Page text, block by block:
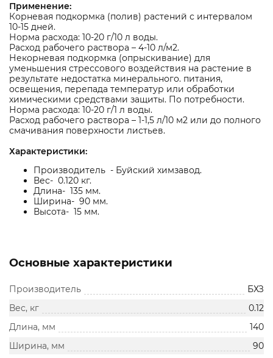
Применение:
Корневая подкормка (полив) растений с интервалом
10-15 дней.
Норма расхода: 10-20 г/10 л воды.
Расход рабочего раствора – 4-10 л/м2.
Некорневая подкормка (опрыскивание) для
уменьшения стрессового воздействия на растение в
результате недостатка минерального. питания,
освещения, перепада температур или обработки
химическими средствами защиты. По потребности.
Норма расхода: 10-20 г/1 л воды.
Расход рабочего раствора – 1-1,5 л/10 м2 или до полного
смачивания поверхности листьев.
Характеристики:
Производитель - Буйский химзавод.
Вес- 0.120 кг.
Длина- 135 мм.
Ширина- 90 мм.
Высота- 15 мм.
Основные характеристики
Производитель
БХЗ
Вес, кг
0.12
Длина, мм
140
Ширина, мм
90